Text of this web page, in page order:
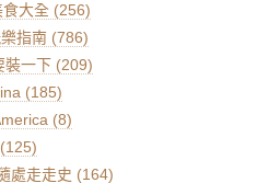
大全 (256)
指南 (786)
一下 (209)
(185)
(8)
處走走史 (164)